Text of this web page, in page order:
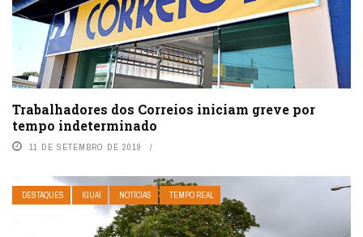
Trabalhadores dos Correios iniciam greve por
tempo indeterminado
11 DE SETEMBRO DE 2019
DESTAQUES IGUAÍ NOTÍCIAS TEMPO REAL